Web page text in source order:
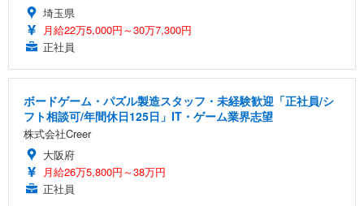
埼玉県
月給22万5,000円～30万7,300円
正社員
ボードゲーム・パズル製造スタッフ・未経験歓迎「正社員/シ
フト相談可/年間休日125日」IT・ゲーム業界志望
株式会社Creer
大阪府
月給26万5,800円～38万円
正社員